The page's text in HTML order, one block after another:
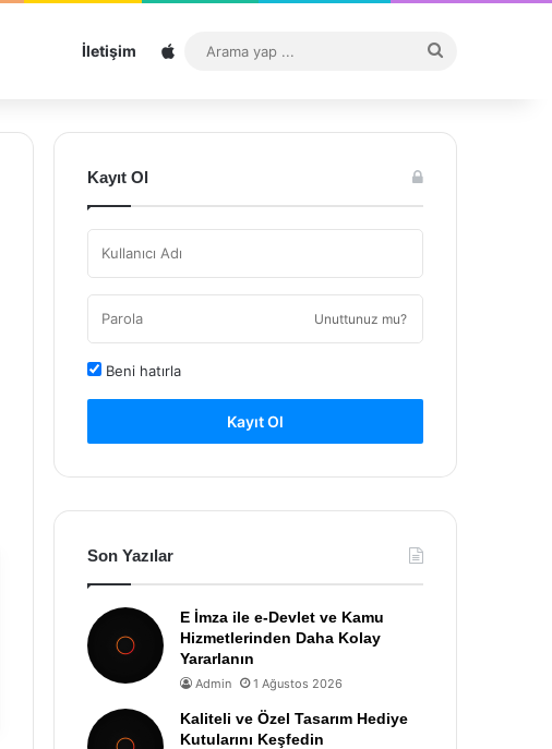
İletişim Sitemap
...
Kayıt Ol
Unuttunuz mu?
Beni hatırla
Kayıt Ol
Son Yazılar
E İmza ile e-Devlet ve Kamu
Hizmetlerinden Daha Kolay
Yararlanın
Admin 1 Ağustos 2026
Kaliteli ve Özel Tasarım Hediye
Kutularını Keşfedin